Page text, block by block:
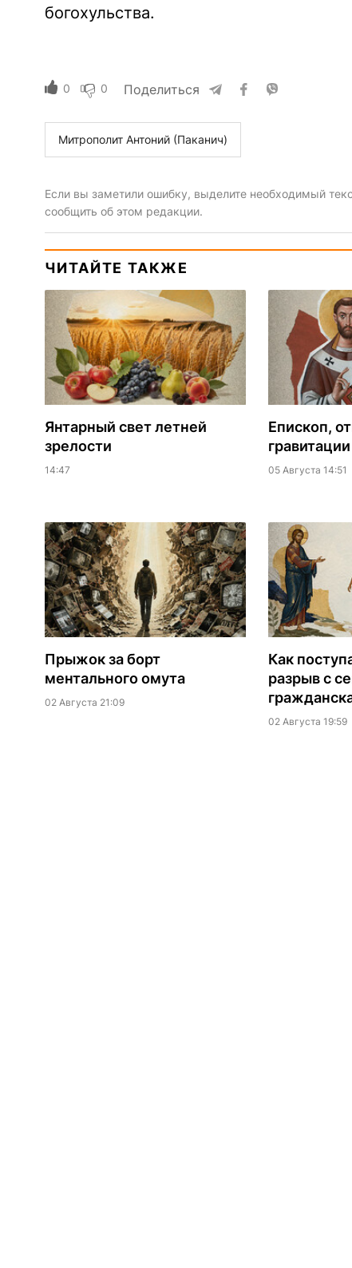
богохульства.
0 0 Поделиться
Митрополит Антоний (Паканич)
Если вы заметили ошибку, выделите необходимый
сообщить об этом редакции.
ЧИТАЙТЕ ТАКЖЕ
Янтарный свет летней
зрелости
14:47
Епископ,
05 Августа 14:51
​Прыжок за борт
ментального омута
02 Августа 21:09
Как
разрыв с
02 Августа 19:59